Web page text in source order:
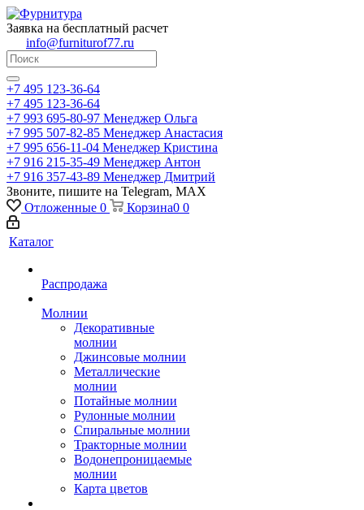
Заявка на бесплатный расчет
info@furniturof77.ru
+7 495 123-36-64
+7 495 123-36-64
+7 993 695-80-97 Менеджер Ольга
+7 995 507-82-85 Менеджер Анастасия
+7 995 656-11-04 Менеджер Кристина
+7 916 215-35-49 Менеджер Антон
+7 916 357-43-89 Менеджер Дмитрий
Звоните, пишите на Telegram, MAX
Отложенные 0 Корзина0 0
Каталог
Распродажа
Молнии
Декоративные
молнии
Джинсовые молнии
Металлические
молнии
Потайные молнии
Рулонные молнии
Спиральные молнии
Тракторные молнии
Водонепроницаемые
молнии
Карта цветов